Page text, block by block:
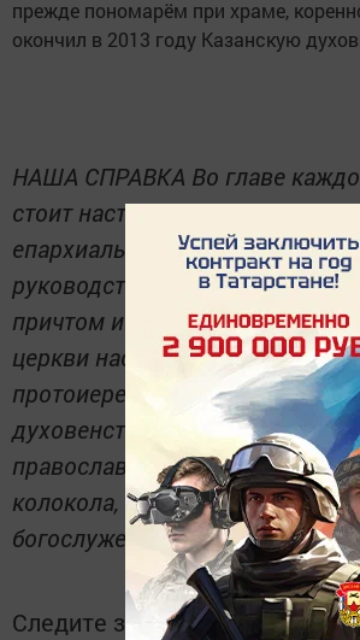
прежде пономарём при храме,
окончил в 2013 году Казанскую
НАША СПРАВКА Во главе
стоит настоятель храма,
епархиальным архиереем для
руководства верующими и
причтом и приходом. В
церкви настоятель храма
протоиерея (если он является
духовенства) или иерея.
православной Церкви,
колокола, петь на клиросе и
богослужении.
Следите за самым важным и